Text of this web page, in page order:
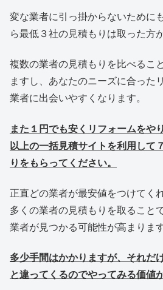
変な業者に引っ掛からないために
ら最低３社の見積もりは取った方
複数の業者の見積もりを比べるこ
ますし、あなたのニーズに合った
業者に出会いやすくなります。
また１円でも安くリフォームをや
以上の一括見積サイトを利用して
りをもらってください。
正直どの業者が最安値をつけてく
多くの業者の見積もりを取ること
業者が見つかる可能性が高まります
多少手間はかかりますが、それだ
と違ってくるのでやってみる価値